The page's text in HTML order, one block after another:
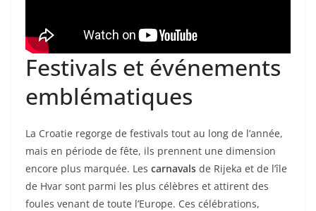
Festivals et événements
emblématiques
La Croatie regorge de festivals tout au long de l’année,
mais en période de fête, ils prennent une dimension
encore plus marquée. Les carnavals de Rijeka et de l’île
de Hvar sont parmi les plus célèbres et attirent des
foules venant de toute l’Europe. Ces célébrations,